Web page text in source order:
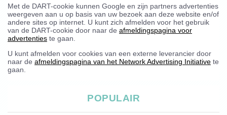
Met de DART-cookie kunnen Google en zijn partners advertenties
weergeven aan u op basis van uw bezoek aan deze website en/of
andere sites op internet. U kunt zich afmelden voor het gebruik
van de DART-cookie door naar de afmeldingspagina voor
advertenties te gaan.
U kunt afmelden voor cookies van een externe leverancier door
naar de afmeldingspagina van het Network Advertising Initiative te
gaan.
POPULAIR